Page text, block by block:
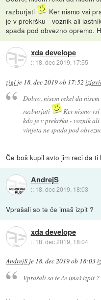
razburjati
Ker nismo vsi
je v prekršku - voznik ali
spada pod obvezno opremo.
xda develope
:: 18. dec 2019, 17:55
zigi je 18. dec 2019 ob 17:52
Dobro, nisem rekel da
razburjati
Ker nismo
kdo je v prekršku - voznik
vinjeta ne spada pod
Če boš kupil avto jim reci da
AndrejS
:: 18. dec 2019, 18:03
Vprašali so te če imaš izpit ?
xda develope
:: 18. dec 2019, 18:04
AndrejS je 18. dec 2019 ob 18:03
Vprašali so te če imaš izpit ?